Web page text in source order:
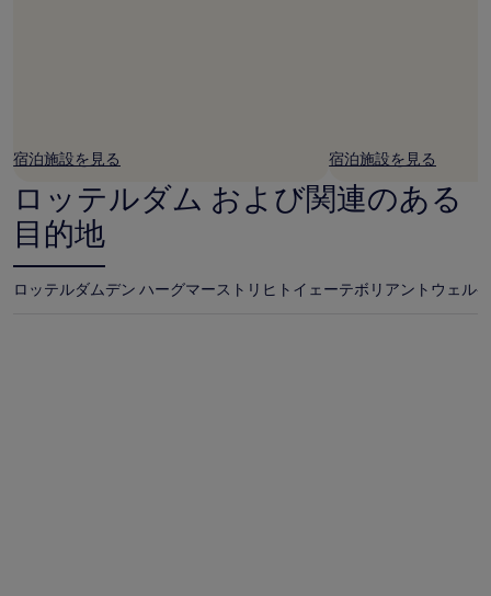
宿泊施設を見る 宿泊施設を見る
ロッテルダム および関連のある
目的地
ロッテルダムデン ハーグマーストリヒト イェーテボリ アントウェル